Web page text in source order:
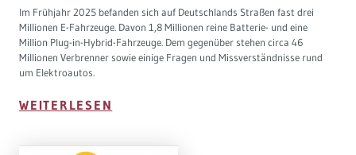
Im Frühjahr 2025 befanden sich auf Deutschlands Straßen fast drei
Millionen E-Fahrzeuge. Davon 1,8 Millionen reine Batterie- und eine
Million Plug-in-Hybrid-Fahrzeuge. Dem gegenüber stehen circa 46
Millionen Verbrenner sowie einige Fragen und Missverständnisse rund
um Elektroautos.
WEITERLESEN